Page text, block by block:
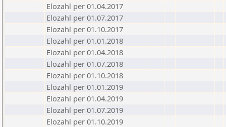
Elozahl per 01.04.2017
Elozahl per 01.07.2017
Elozahl per 01.10.2017
Elozahl per 01.01.2018
Elozahl per 01.04.2018
Elozahl per 01.07.2018
Elozahl per 01.10.2018
Elozahl per 01.01.2019
Elozahl per 01.04.2019
Elozahl per 01.07.2019
Elozahl per 01.10.2019